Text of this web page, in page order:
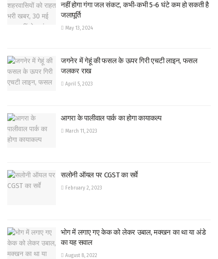
नहीं होगा गंगा जल संकट, कभी-कभी 5-6 घंटे कम हो सकती है
जलापूर्ति
May 13, 2024
जगनेर में गेहूं की फसल के ऊपर गिरी एचटी लाइन, फसल
जलकर राख
April 5, 2023
आगरा के पालीवाल पार्क का होगा कायाकल्प
March 11, 2023
सलोनी ऑयल पर CGST का सर्वे
February 2, 2023
भोग में लगाए गए केक को लेकर उबाल, मक्खन का था या अंडे
का यह सवाल
August 8, 2022